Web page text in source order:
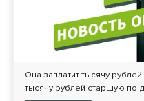
Она заплатит тысячу
тысячу рублей старшую по